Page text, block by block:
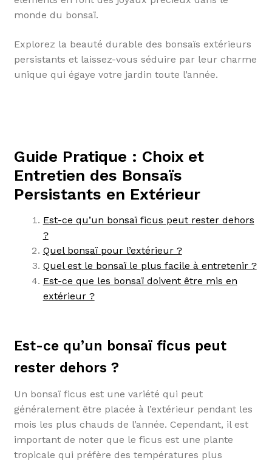
monde du bonsaï.
Explorez la beauté durable des bonsaïs extérieurs
persistants et laissez-vous séduire par leur charme
unique qui égaye votre jardin toute l’année.
Guide Pratique : Choix et
Entretien des Bonsaïs
Persistants en Extérieur
Est-ce qu’un bonsaï ficus peut rester dehors
?
Quel bonsaï pour l’extérieur ?
Quel est le bonsaï le plus facile à entretenir ?
Est-ce que les bonsaï doivent être mis en
extérieur ?
Est-ce qu’un bonsaï ficus peut
rester dehors ?
Un bonsaï ficus est une variété qui peut
généralement être placée à l’extérieur pendant les
mois les plus chauds de l’année. Cependant, il est
important de noter que le ficus est une plante
tropicale qui préfère des températures plus